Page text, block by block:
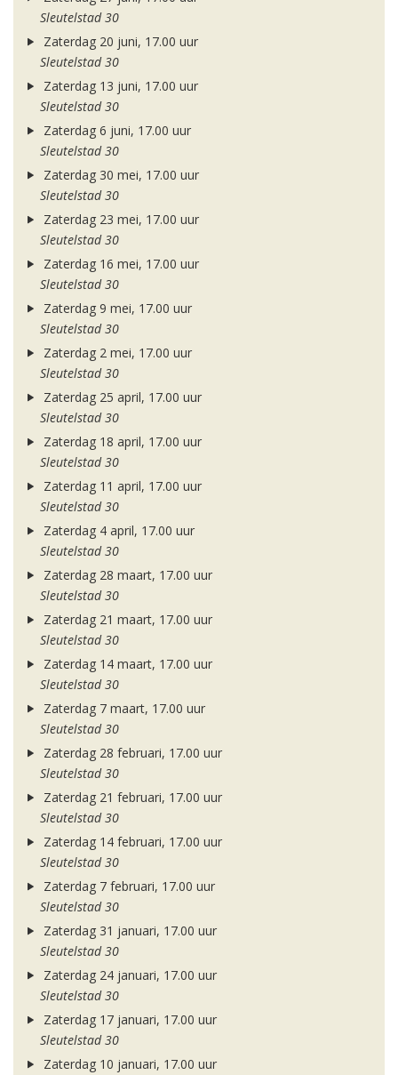
Sleutelstad 30
Zaterdag 20 juni, 17.00 uur
Sleutelstad 30
Zaterdag 13 juni, 17.00 uur
Sleutelstad 30
Zaterdag 6 juni, 17.00 uur
Sleutelstad 30
Zaterdag 30 mei, 17.00 uur
Sleutelstad 30
Zaterdag 23 mei, 17.00 uur
Sleutelstad 30
Zaterdag 16 mei, 17.00 uur
Sleutelstad 30
Zaterdag 9 mei, 17.00 uur
Sleutelstad 30
Zaterdag 2 mei, 17.00 uur
Sleutelstad 30
Zaterdag 25 april, 17.00 uur
Sleutelstad 30
Zaterdag 18 april, 17.00 uur
Sleutelstad 30
Zaterdag 11 april, 17.00 uur
Sleutelstad 30
Zaterdag 4 april, 17.00 uur
Sleutelstad 30
Zaterdag 28 maart, 17.00 uur
Sleutelstad 30
Zaterdag 21 maart, 17.00 uur
Sleutelstad 30
Zaterdag 14 maart, 17.00 uur
Sleutelstad 30
Zaterdag 7 maart, 17.00 uur
Sleutelstad 30
Zaterdag 28 februari, 17.00 uur
Sleutelstad 30
Zaterdag 21 februari, 17.00 uur
Sleutelstad 30
Zaterdag 14 februari, 17.00 uur
Sleutelstad 30
Zaterdag 7 februari, 17.00 uur
Sleutelstad 30
Zaterdag 31 januari, 17.00 uur
Sleutelstad 30
Zaterdag 24 januari, 17.00 uur
Sleutelstad 30
Zaterdag 17 januari, 17.00 uur
Sleutelstad 30
Zaterdag 10 januari, 17.00 uur